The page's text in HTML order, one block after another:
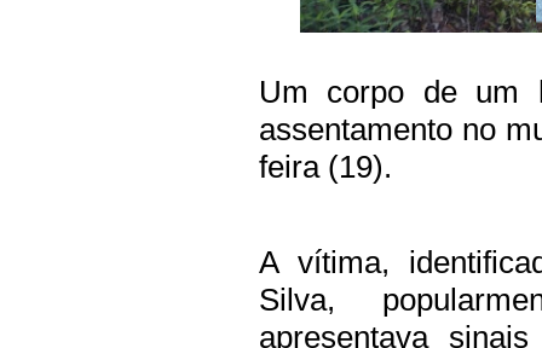
Um corpo de um
assentamento no
feira (19).
A vítima,
Silva,
apresentava